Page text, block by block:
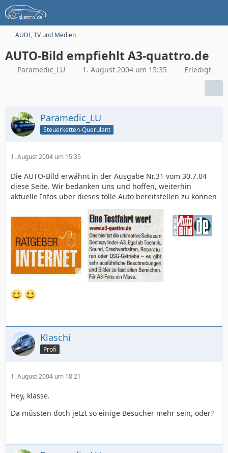
AUDI, TV und Medien
AUTO-Bild empfiehlt A3-quattro.de
Paramedic_LU 1. August 2004 um 15:35 Erledigt
Paramedic_LU
Steuerketten-Querulant
1. August 2004 um 15:35
Die AUTO-Bild erwähnt in der Ausgabe Nr.31 vom 30.7.04
diese Seite. Wir bedanken uns und hoffen, weiterhin
aktuelle Infos über dieses tolle Auto bereitstellen zu können
Klaschi
Profi
1. August 2004 um 18:21
Hey, klasse.
Da müssten doch jetzt so einige Besucher mehr sein, oder?